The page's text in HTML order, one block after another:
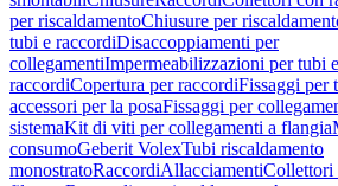
per riscaldamentoChiusure per
tubi e raccordiDisaccoppiamenti per
collegamentiImpermeabilizzazioni per tubi
raccordiCopertura per raccordiFissaggi per
accessori per la posaFissaggi per
sistemaKit di viti per collegamenti a flangia
consumoGeberit VolexTubi riscaldamento
monostratoRaccordiAllacciamentiCollettori